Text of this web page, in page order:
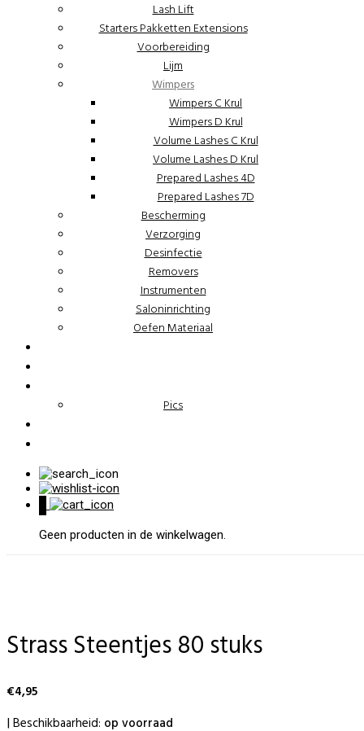
Lash Lift
Starters Pakketten Extensions
Voorbereiding
Lijm
Wimpers
Wimpers C Krul
Wimpers D Krul
Volume Lashes C Krul
Volume Lashes D Krul
Prepared Lashes 4D
Prepared Lashes 7D
Bescherming
Verzorging
Desinfectie
Removers
Instrumenten
Saloninrichting
Oefen Materiaal
Pics
Geen producten in de winkelwagen.
Strass Steentjes 80 stuks
€4,95
| Beschikbaarheid: op voorraad